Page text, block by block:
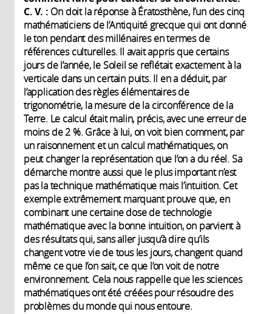
C. V. : On doit la réponse à Ératosthène, l’un des cinq
mathématiciens de l’Antiquité grecque qui ont donné
le ton pendant des millénaires en termes de
références culturelles. Il avait appris que certains
jours de l’année, le Soleil se reflétait exactement à la
verticale dans un certain puits. Il en a déduit, par
l’application des règles élémentaires de
trigonométrie, la mesure de la circonférence de la
Terre. Le calcul était malin, précis, avec une erreur de
moins de 2 %. Grâce à lui, on voit bien comment, par
un raisonnement et un calcul mathématiques, on
peut changer la représentation que l’on a du réel. Sa
démarche montre aussi que le plus important n’est
pas la technique mathématique mais l’intuition. Cet
exemple extrêmement marquant prouve que, en
combinant une certaine dose de technologie
mathématique avec la bonne intuition, on parvient à
des résultats qui, sans aller jusqu’à dire qu’ils
changent votre vie de tous les jours, changent quand
même ce que l’on sait, ce que l’on voit de notre
environnement. Cela nous rappelle que les sciences
mathématiques ont été créées pour résoudre des
problèmes du monde qui nous entoure.